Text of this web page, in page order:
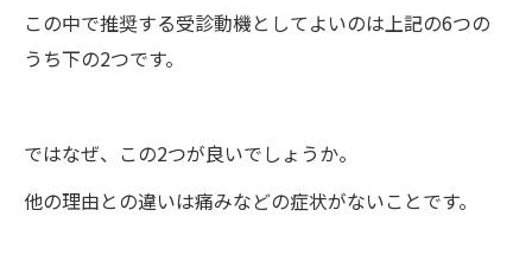
この中で推奨する受診動機としてよいのは上記の6つの
うち下の2つです。
ではなぜ、この2つが良いでしょうか。
他の理由との違いは痛みなどの症状がないことです。